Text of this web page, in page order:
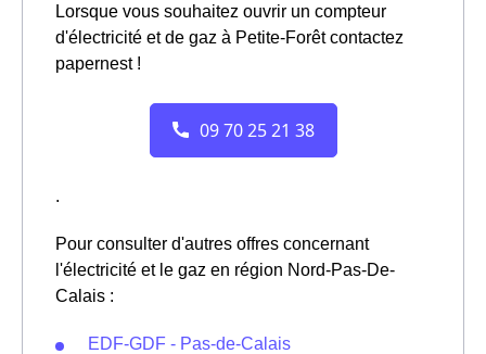
Lorsque vous souhaitez ouvrir un compteur
d'électricité et de gaz à Petite-Forêt contactez
papernest !
.
Pour consulter d'autres offres concernant
l'électricité et le gaz en région Nord-Pas-De-
Calais :
EDF-GDF - Pas-de-Calais